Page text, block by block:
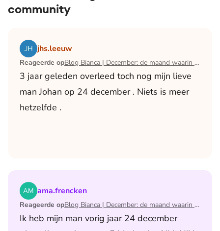
community
jhs.leeuw
Reageerde op Blog Bianca | December: de maand waarin ik mijn man verloor
3 jaar geleden overleed toch nog mijn lieve
man Johan op 24 december . Niets is meer
hetzelfde .
Lees het artikel Blog Bianca | December: de maand
ama.frencken
Reageerde op Blog Bianca | December: de maand waarin ik mijn man verloor
Ik heb mijn man vorig jaar 24 december
Lees het artikel Blog Bianca | December: de maand